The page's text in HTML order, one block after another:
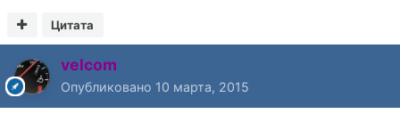
Цитата
velcom
Опубликовано 10 марта, 2015